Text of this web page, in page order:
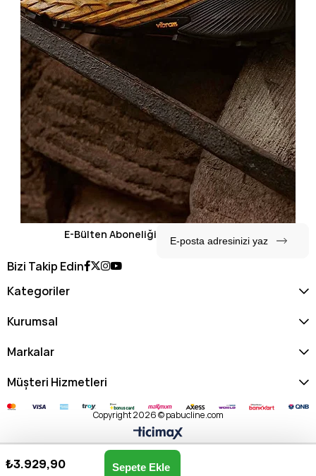
E-Bülten Aboneliği
Bizi Takip Edin
Kategoriler
Kurumsal
Markalar
Müşteri Hizmetleri
Copyright 2026 © pabucline.com
Matmazel Kadın Omuz & El Çantası 102010034-GRİ
₺3.929,90
Anasayfa Favorilerim